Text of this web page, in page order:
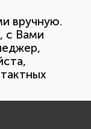
вручную.
с Вами